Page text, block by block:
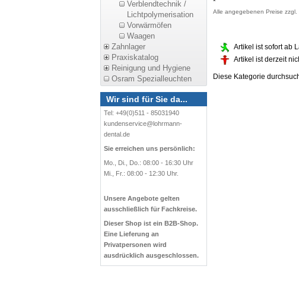
Verblendtechnik /
Lichtpolymerisation
Vorwärmöfen
Waagen
Zahnlager
Praxiskatalog
Reinigung und Hygiene
Osram Spezialleuchten
Wir sind für Sie da...
Tel: +49(0)511 - 85031940
kundenservice@lohrmann-
dental.de
Sie erreichen uns persönlich:
Mo., Di., Do.: 08:00 - 16:30 Uhr
Mi., Fr.: 08:00 - 12:30 Uhr.
Unsere Angebote gelten
ausschließlich für Fachkreise.
Dieser Shop ist ein B2B-Shop.
Eine Lieferung an
Privatpersonen wird
ausdrücklich ausgeschlossen.
*
Alle angegebenen Preise
Artikel ist sofort ab
Artikel ist derzeit
Diese Kategorie